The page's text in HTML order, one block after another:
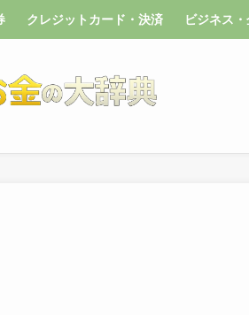
クレジットカード・決済 ビジネス